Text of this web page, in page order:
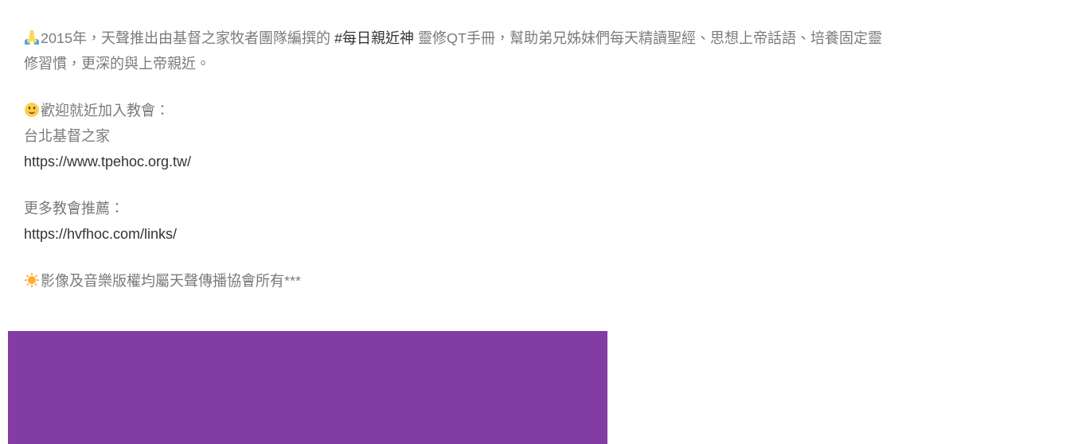
2015年，天聲推出由基督之家牧者團隊編撰的 #每日親近神 靈修QT手冊，幫助弟兄姊妹們每天精讀聖經、思想上帝話語、培養固定靈
修習慣，更深的與上帝親近。
歡迎就近加入教會：
台北基督之家
https://www.tpehoc.org.tw/
更多教會推薦：
https://hvfhoc.com/links/
影像及音樂版權均屬天聲傳播協會所有***